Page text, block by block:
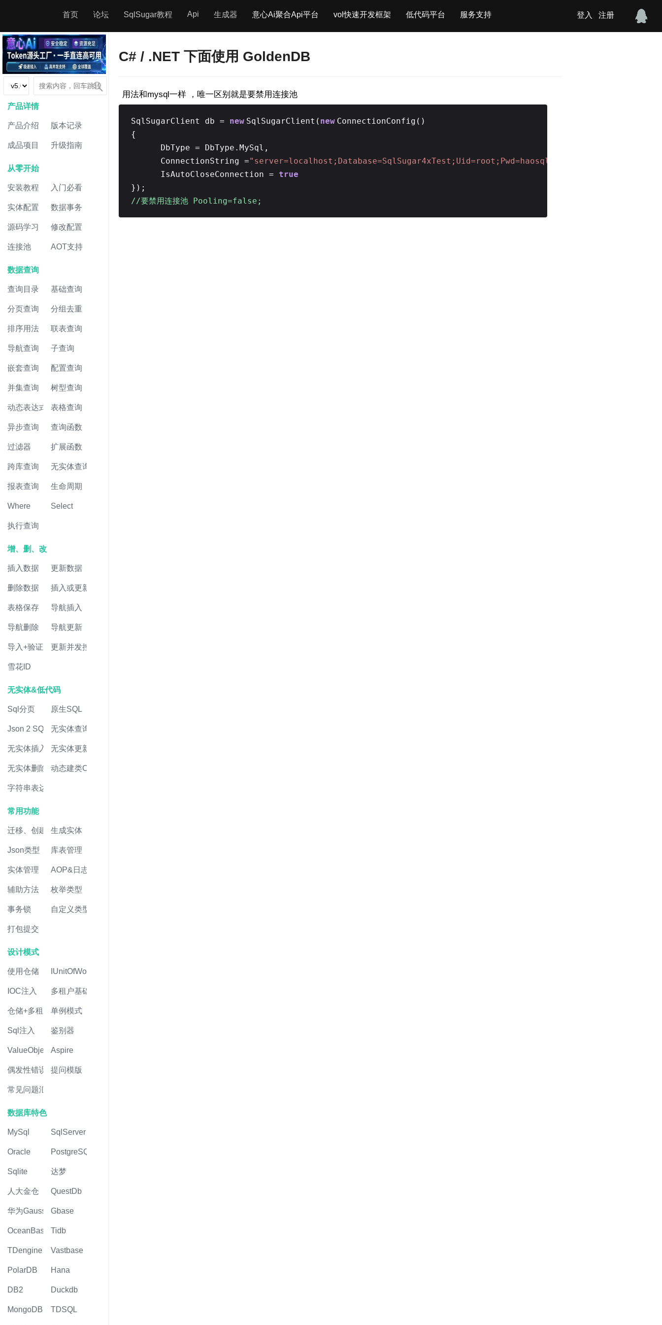
首页 论坛 SqlSugar教程 Api 生成器 意心Ai聚合Api平台 vol快速开发框架 低代码平台 服务支持 登入 注册
产品详情
产品介绍 版本记录
成品项目 升级指南
从零开始
安装教程 入门必看
实体配置 数据事务
源码学习 修改配置
连接池 AOT支持
数据查询
查询目录 基础查询
分页查询 分组去重
排序用法 联表查询
导航查询 子查询
嵌套查询 配置查询
并集查询 树型查询
动态表达式 表格查询
异步查询 查询函数
过滤器 扩展函数
跨库查询 无实体查询
报表查询 生命周期
Where Select
执行查询
增、删、改
插入数据 更新数据
删除数据 插入或更新
表格保存 导航插入
导航删除 导航更新
导入+验证 更新并发控制
雪花ID
无实体&低代码
Sql分页 原生SQL
Json 2 SQL 无实体查询
无实体插入 无实体更新
无实体删除 动态建类CRUD
字符串表达式
常用功能
迁移、创建表生成实体
Json类型 库表管理
实体管理 AOP&日志
辅助方法 枚举类型
事务锁 自定义类型
打包提交
设计模式
使用仓储 IUnitOfWork
IOC注入 多租户基础
仓储+多租户单例模式
Sql注入 鉴别器
ValueObject值对象
Aspire
偶发性错误 提问模版
常见问题汇总
数据库特色
MySql SqlServer
Oracle PostgreSQL
Sqlite 达梦
人大金仓 QuestDb
华为Gauss Gbase
OceanBase Tidb
TDengine Vastbase
PolarDB Hana
DB2 Duckdb
MongoDB TDSQL
C# / .NET 下面使用 GoldenDB
用法和mysql一样 ，唯一区别就是要禁用连接池
SqlSugarClient db = new SqlSugarClient( new ConnectionConfig()
{
DbType = DbType.MySql,
ConnectionString ="server=localhost;Database=SqlSugar4xTest;Uid=root;Pwd=haosql;Pooling=false;"
IsAutoCloseConnection = true
});
//要禁用连接池 Pooling=false;